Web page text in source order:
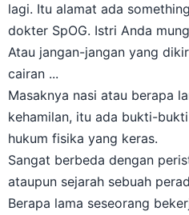
lagi. Itu alamat ada
dokter SpOG. Istri Anda
Atau jangan-jangan yang
cairan ...
Masaknya nasi atau berapa
kehamilan, itu ada bukti-
hukum fisika yang keras.
Sangat berbeda dengan
ataupun sejarah sebuah
Berapa lama seseorang